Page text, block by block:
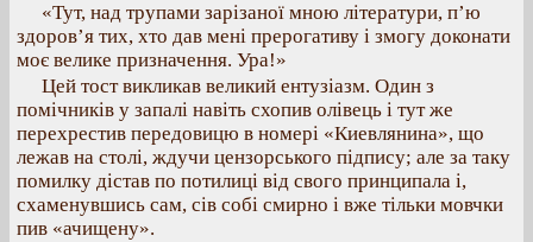
«Тут, над трупами зарізаної мною літератури, п’ю
здоров’я тих, хто дав мені прерогативу і змогу доконати
моє велике призначення. Ура!»
Цей тост викликав великий ентузіазм. Один з
помічників у запалі навіть схопив олівець і тут же
перехрестив передовицю в номері «Киевлянина», що
лежав на столі, ждучи цензорського підпису; але за таку
помилку дістав по потилиці від свого принципала і,
схаменувшись сам, сів собі смирно і вже тільки мовчки
пив «ачищену».